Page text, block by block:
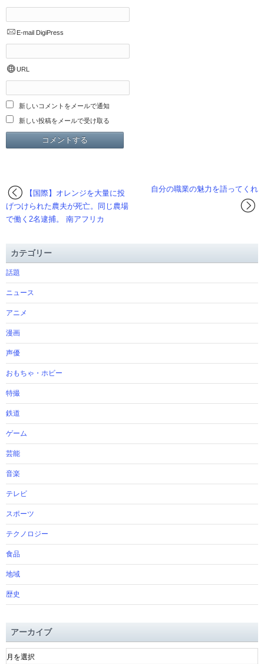
E-mail DigiPress
URL
新しいコメントをメールで通知
新しい投稿をメールで受け取る
自分の職業の魅力を語ってくれ
【国際】オレンジを大量に投
げつけられた農夫が死亡。同じ農場
で働く2名逮捕。 南アフリカ
カテゴリー
話題
ニュース
アニメ
漫画
声優
おもちゃ・ホビー
特撮
鉄道
ゲーム
芸能
音楽
テレビ
スポーツ
テクノロジー
食品
地域
歴史
アーカイブ
ア
ー